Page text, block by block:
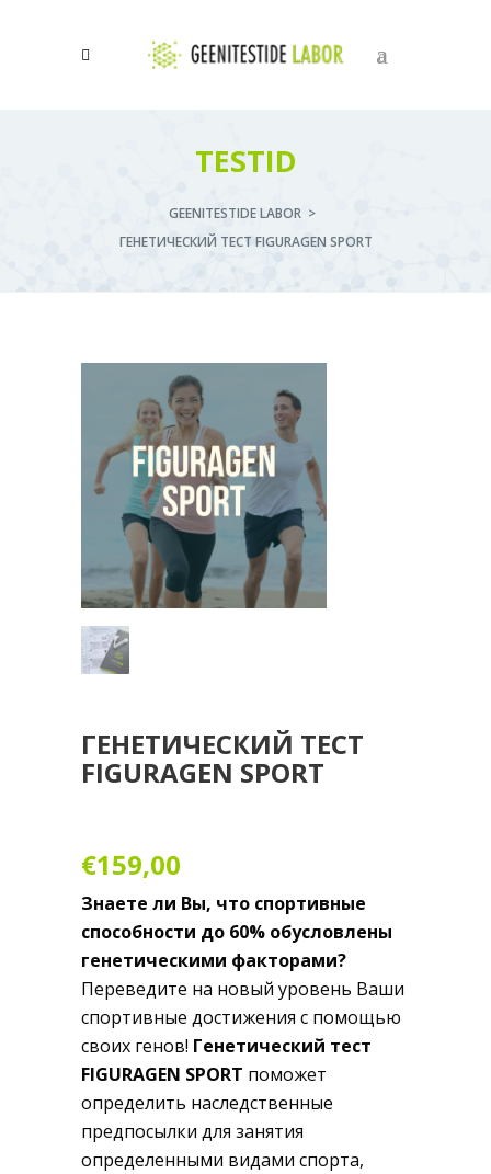
0
TESTID
GEENITESTIDE LABOR >
ГЕНЕТИЧЕСКИЙ ТЕСТ FIGURAGEN SPORT
ГЕНЕТИЧЕСКИЙ ТЕСТ
FIGURAGEN SPORT
€159,00
Знаете ли Вы, что спортивные
способности до 60% обусловлены
генетическими факторами?
Переведите на новый уровень Ваши
спортивные достижения с помощью
своих генов! Генетический тест
FIGURAGEN SPORT поможет
определить наследственные
предпосылки для занятия
определенными видами спорта,